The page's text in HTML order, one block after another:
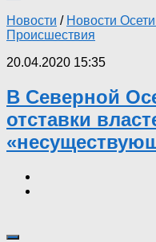
Новости / Новости
Происшествия
20.04.2020 15:35
В Северной
отставки